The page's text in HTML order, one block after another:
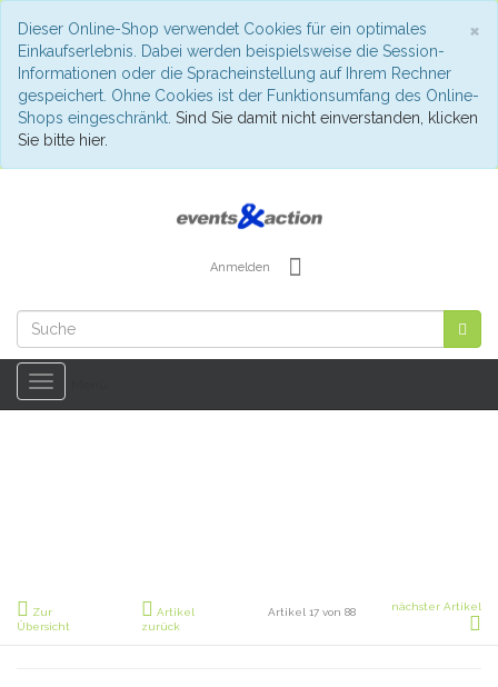
×
Dieser Online-Shop verwendet Cookies für ein optimales
Einkaufserlebnis. Dabei werden beispielsweise die Session-
Informationen oder die Spracheinstellung auf Ihrem Rechner
gespeichert. Ohne Cookies ist der Funktionsumfang des Online-
Shops eingeschränkt. Sind Sie damit nicht einverstanden, klicken
Sie bitte hier.
Anmelden
Toggle
navigation
Zur
Übersicht
Artikel
zurück
Artikel 17 von 88 nächster Artikel